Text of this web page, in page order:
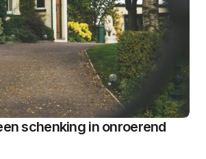
schenking in onroerend